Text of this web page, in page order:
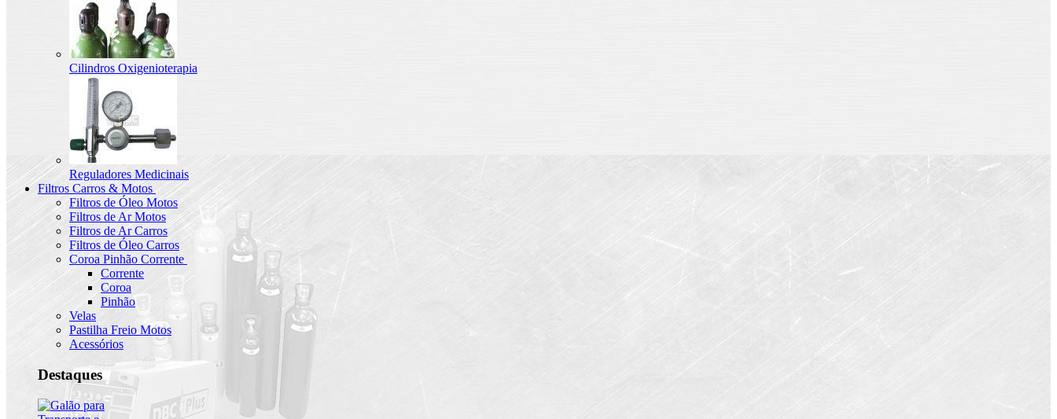
Cilindros Oxigenioterapia
Reguladores Medicinais
Filtros Carros & Motos
Filtros de Óleo Motos
Filtros de Ar Motos
Filtros de Ar Carros
Filtros de Óleo Carros
Coroa Pinhão Corrente
Corrente
Coroa
Pinhão
Velas
Pastilha Freio Motos
Acessórios
Destaques